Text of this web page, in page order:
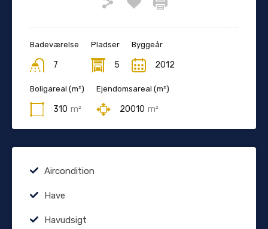
Badeværelse
7
Pladser
5
Byggeår
2012
Boligareal (m²)
310 m²
Ejendomsareal (m²)
20010 m²
Aircondition
Have
Havudsigt